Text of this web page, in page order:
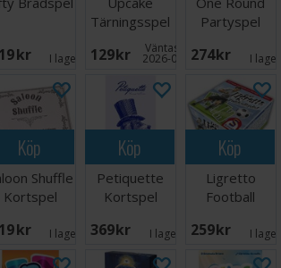
SEK I lager:
Tärningsspel
129 SEK Väntas in:
2026-08-15
Partyspel
274 SEK I
Köp
Shuffle
Kortspel
SEK I lager: 1
Köp
Petiquette
Kortspel
369 SEK I lager: 2
Köp
Ligretto
Football
259 SEK I